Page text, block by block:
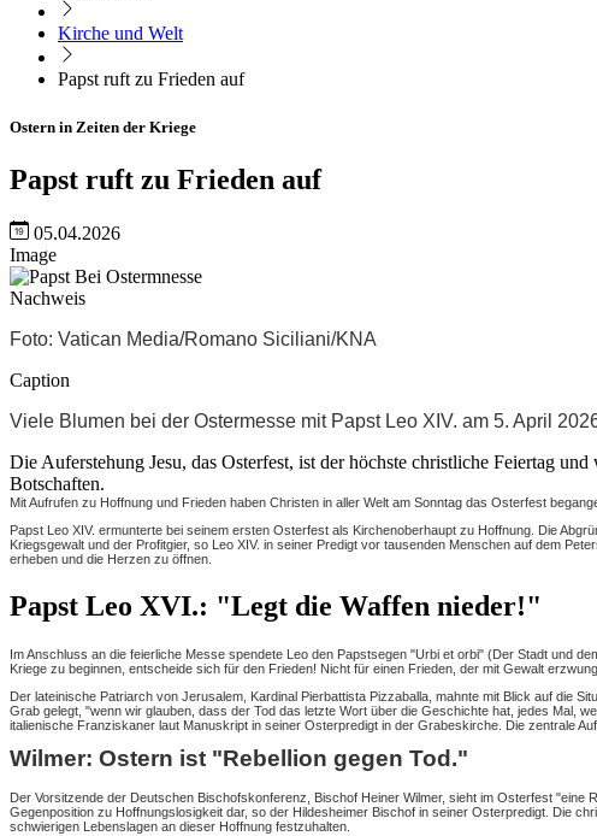
Kirche und Welt
Papst ruft zu Frieden auf
Ostern in Zeiten der Kriege
Papst ruft zu Frieden auf
05.04.2026
Image
Nachweis
Foto: Vatican Media/Romano Siciliani/KNA
Caption
Viele Blumen bei der Ostermesse mit Papst Leo XIV. am 5. April
Die Auferstehung Jesu, das Osterfest, ist der höchste christliche Feiertag
Botschaften.
Mit Aufrufen zu Hoffnung und Frieden haben Christen in aller Welt am Sonntag das Osterfest
Papst Leo XIV. ermunterte bei seinem ersten Osterfest als Kirchenoberhaupt zu Hoffnung. Die
Kriegsgewalt und der Profitgier, so Leo XIV. in seiner Predigt vor tausenden Menschen auf dem
erheben und die Herzen zu öffnen.
Papst Leo XVI.: "Legt die Waffen nieder!"
Im Anschluss an die feierliche Messe spendete Leo den Papstsegen "Urbi et orbi" (Der Stadt und
Kriege zu beginnen, entscheide sich für den Frieden! Nicht für einen Frieden, der mit Gewalt
Der lateinische Patriarch von Jerusalem, Kardinal Pierbattista Pizzaballa, mahnte mit Blick auf die
Grab gelegt, "wenn wir glauben, dass der Tod das letzte Wort über die Geschichte hat, jedes Mal,
italienische Franziskaner laut Manuskript in seiner Osterpredigt in der Grabeskirche. Die zentrale
Wilmer: Ostern ist "Rebellion gegen Tod."
Der Vorsitzende der Deutschen Bischofskonferenz, Bischof Heiner Wilmer, sieht im Osterfest
Gegenposition zu Hoffnungslosigkeit dar, so der Hildesheimer Bischof in seiner Osterpredigt. Die
schwierigen Lebenslagen an dieser Hoffnung festzuhalten.